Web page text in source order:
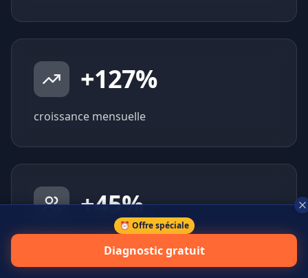
+127%
croissance mensuelle
+45%
⏰ Offre spéciale
Diagnostic gratuit